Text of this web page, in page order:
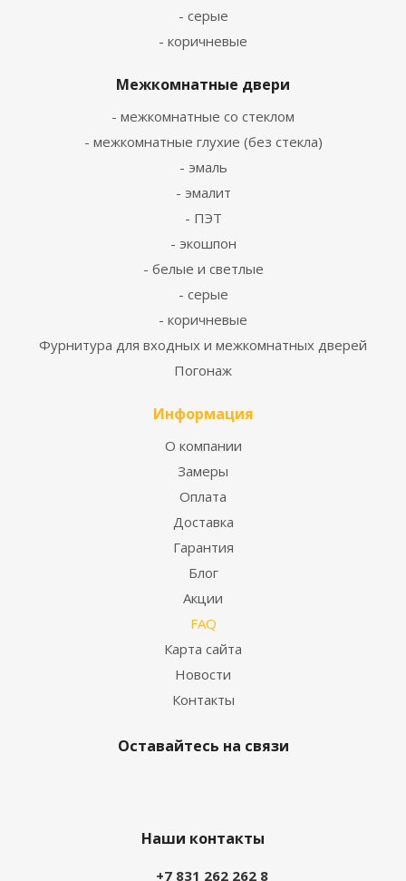
- серые
- коричневые
Межкомнатные двери
- межкомнатные со стеклом
- межкомнатные глухие (без стекла)
- эмаль
- эмалит
- ПЭТ
- экошпон
- белые и светлые
- серые
- коричневые
Фурнитура для входных и межкомнатных дверей
Погонаж
Информация
О компании
Замеры
Оплата
Доставка
Гарантия
Блог
Акции
FAQ
Карта сайта
Новости
Контакты
Оставайтесь на связи
Наши контакты
+7 831 262 262 8